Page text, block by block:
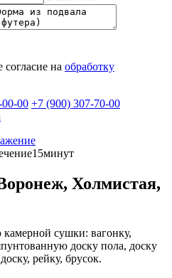
на обработку
00 +7 (900) 307-70-00
Холмистая,
сушки: вагонку,
доску пола, доску
рейку, брусок.